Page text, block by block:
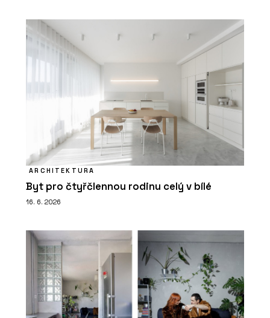
ARCHITEKTURA
Byt pro čtyřčlennou rodinu celý v bílé
16. 6. 2026